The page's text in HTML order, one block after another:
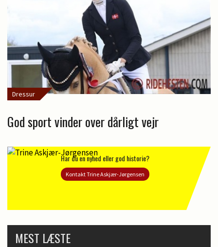
Dressur
God sport vinder over dårligt vejr
Har du en nyhed eller god historie?
Kontakt Trine Askjær-Jørgensen
MEST LÆSTE